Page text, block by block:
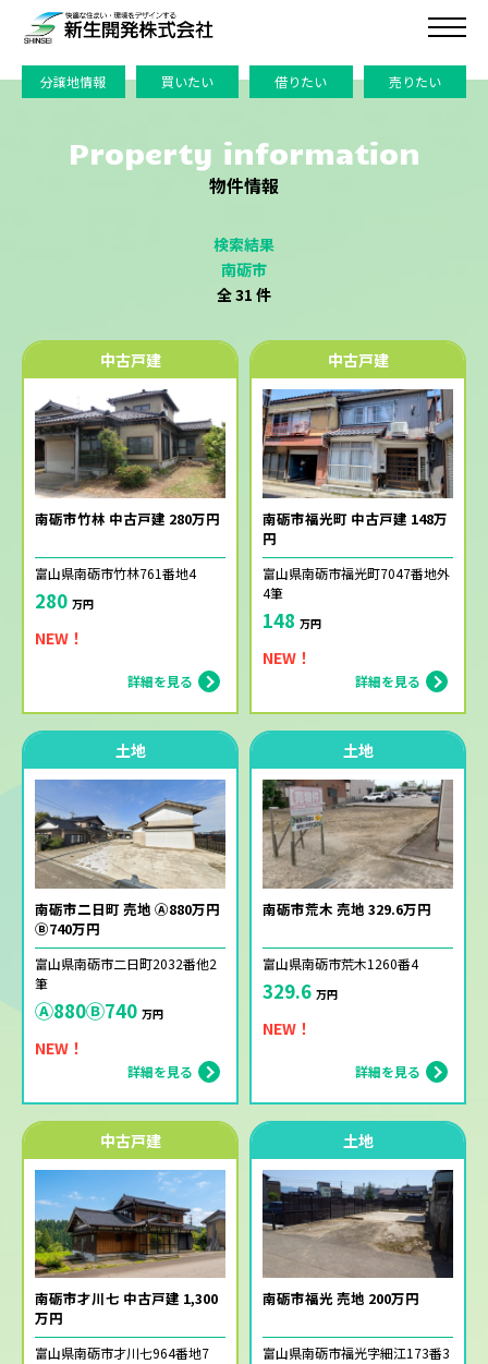
分譲地情報 買いたい 借りたい 売りたい
Property information
物件情報
検索結果
南砺市
全 31 件
中古戸建
南砺市竹林 中古戸建 280万円
富山県南砺市竹林761番地4
280 万円
NEW！
詳細を見る
中古戸建
南砺市福光町 中古戸建 148万
円
富山県南砺市福光町7047番地外
4筆
148 万円
NEW！
詳細を見る
土地
南砺市二日町 売地 Ⓐ880万円
Ⓑ740万円
富山県南砺市二日町2032番他2
筆
Ⓐ880Ⓑ740 万円
NEW！
詳細を見る
土地
南砺市荒木 売地 329.6万円
富山県南砺市荒木1260番4
329.6 万円
NEW！
詳細を見る
中古戸建
南砺市才川七 中古戸建 1,300
万円
富山県南砺市才川七964番地7
土地
南砺市福光 売地 200万円
富山県南砺市福光字細江173番3